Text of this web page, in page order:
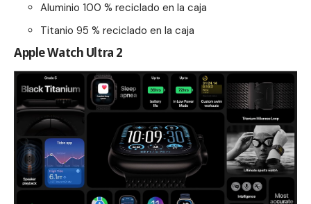
Aluminio 100 % reciclado en la caja
Titanio 95 % reciclado en la caja
Apple Watch Ultra 2